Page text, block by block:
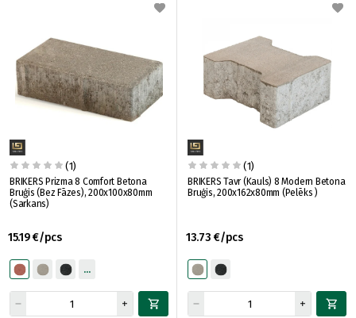
(1)
BRIKERS Prizma 8 Comfort Betona
Bruģis (Bez Fāzes), 200x100x80mm
(Sarkans)
15.19 €/pcs
(1)
BRIKERS Tavr (Kauls) 8 Modern Betona
Bruģis, 200x162x80mm (Pelēks )
13.73 €/pcs